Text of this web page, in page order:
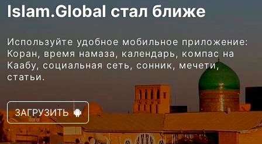
Islam.Global стал ближе
Используйте удобное мобильное приложение:
Коран, время намаза, календарь, компас на
Каабу, социальная сеть, сонник, мечети,
статьи.
ЗАГРУЗИТЬ